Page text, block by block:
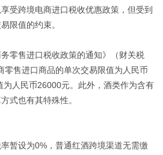
受跨境电商进口税收优惠政策，但受到
限值的约束。
零售进口税收政策的通知》（财关税
零售进口商品的单次交易限值为人民币
人民币26000元。此外，酒类作为含有
式也有其特殊性。
暂设为0%，普通红酒跨境渠道无需缴